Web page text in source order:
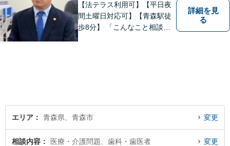
【法テラス利用可】【平日夜
間土曜日対応可】【青森駅徒
歩8分】 「こんなこと相談し
詳細を見
る
エリア 青森県、青森市 変更
相談内容 医療・介護問題、歯科・歯医者 変更